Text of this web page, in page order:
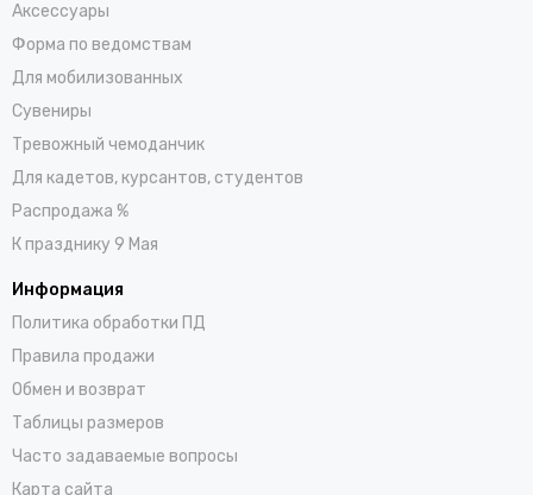
Аксессуары
Форма по ведомствам
Для мобилизованных
Сувениры
Тревожный чемоданчик
Для кадетов, курсантов, студентов
Распродажа %
К празднику 9 Мая
Информация
Политика обработки ПД
Правила продажи
Обмен и возврат
Таблицы размеров
Часто задаваемые вопросы
Карта сайта